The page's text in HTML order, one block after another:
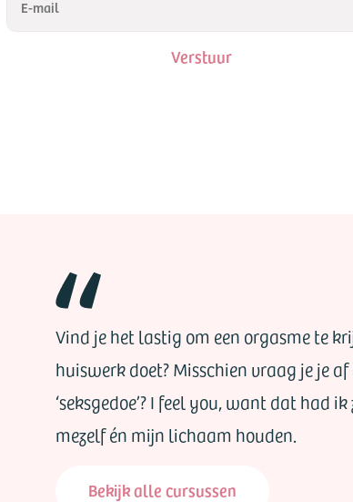
Verstuur
Vind je het lastig om een orgasme te
huiswerk doet? Misschien vraag je je
‘seksgedoe’? I feel you, want dat had
mezelf én mijn lichaam houden.
Bekijk alle cursussen